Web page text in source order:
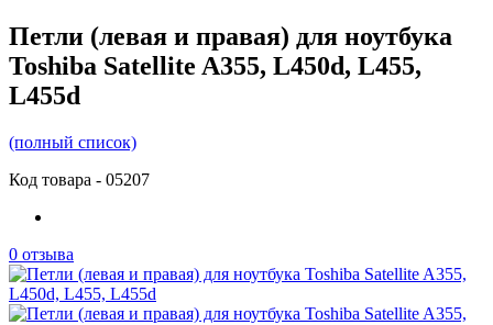
Петли (левая и правая) для ноутбука
Toshiba Satellite A355, L450d, L455,
L455d
(полный список)
Код товара - 05207
0 отзыва